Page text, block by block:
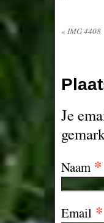
« IMG 4408
Je
Naam *
Email *